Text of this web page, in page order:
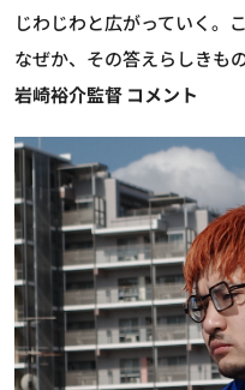
じわじわと広がっていく。
なぜか、その答えらしきも
岩崎裕介監督 コメント